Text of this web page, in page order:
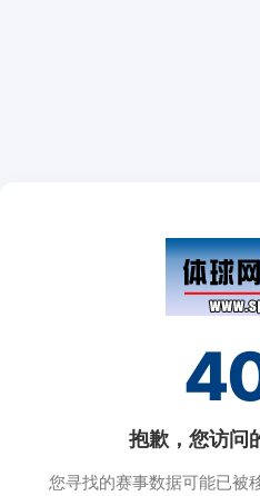
抱歉，您访问
您寻找的赛事数据可能已被